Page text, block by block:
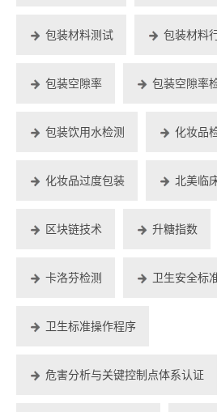
包装材料测试 包装材料
包装空隙率 包装空隙率
包装饮用水检测 化妆品
化妆品过度包装 北美临
区块链技术 升糖指数
卡洛芬检测 卫生安全标
卫生标准操作程序
危害分析与关键控制点体系认证